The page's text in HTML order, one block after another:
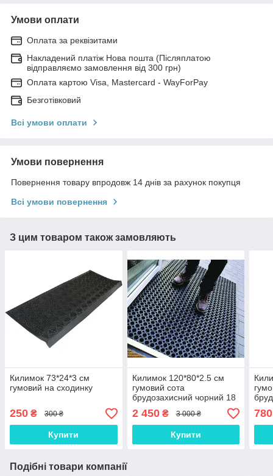
Умови оплати
Оплата за реквізитами
Накладений платіж Нова пошта (Післяплатою
відправляємо замовлення від 300 грн)
Оплата картою Visa, Mastercard - WayForPay
Безготівковий
Всі умови оплати
Умови повернення
Повернення товару впродовж 14 днів за рахунок покупця
Всі умови повернення
З цим товаром також замовляють
Килимок 73*24*3 см
гумовий на сходинку
250 ₴ 300 ₴
Купити
Килимок 120*80*2.5 см
гумовий сота
брудозахисний чорний 18
кг HARD (К37)
2 450₴ 3 000 ₴
Купити
кг
780
Подібні товари компанії